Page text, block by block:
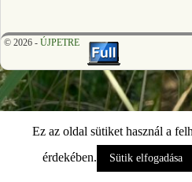
© 2026 - ÚJPETRE
Ez az oldal sütiket használ a
érdekében.
Sütik elfogadása